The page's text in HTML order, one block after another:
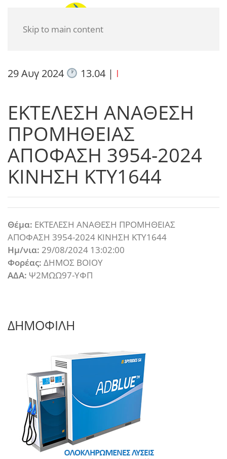
Skip to main content
29 Αυγ 2024 13.04| I
ΕΚΤΕΛΕΣΗ ΑΝΑΘΕΣΗ
ΠΡΟΜΗΘΕΙΑΣ
ΑΠΟΦΑΣΗ 3954-2024
ΚΙΝΗΣΗ ΚΤΥ1644
Θέμα: ΕΚΤΕΛΕΣΗ ΑΝΑΘΕΣΗ ΠΡΟΜΗΘΕΙΑΣ
ΑΠΟΦΑΣΗ 3954-2024 ΚΙΝΗΣΗ ΚΤΥ1644
Ημ/νια: 29/08/2024 13:02:00
Φορέας: ΔΗΜΟΣ ΒΟΙΟΥ
ΑΔΑ: Ψ2ΜΩΩ97-ΥΦΠ
ΔΗΜΟΦΙΛΗ